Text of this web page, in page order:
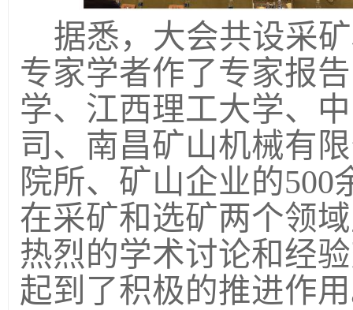
据悉， 大会共设采矿
专家学者作了专家报告
学、江西理工大学、
司、南昌矿山机械有
院所、矿山企业的500
在采矿和选矿两个领
热烈的学术讨论和经
起到了积极的推进作